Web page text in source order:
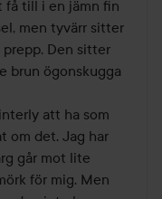
få till i en jämn fin
men tyvärr sitter
Den sitter
brun ögonskugga
att ha som
om det. Jag har
går mot lite
för mig. Men